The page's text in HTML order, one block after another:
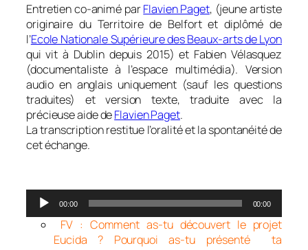
Entretien co-animé parFlavien Paget, (jeune artiste
originaire du Territoire de Belfort et diplômé de
l’Ecole Nationale Supérieure des Beaux-arts de Lyon
qui vit à Dublin depuis 2015) et Fabien Vélasquez
(documentaliste à l’espace multimédia). Version
audio en anglais uniquement (sauf les questions
traduites) et version texte, traduite avec la
précieuse aide deFlavien Paget.
La transcription restitue l’oralité et la spontanéité de
cet échange.
Lecteur
audio
00:00 00:00
FV : Comment as-tu découvert le projet
Eucida ? Pourquoi as-tu présenté ta